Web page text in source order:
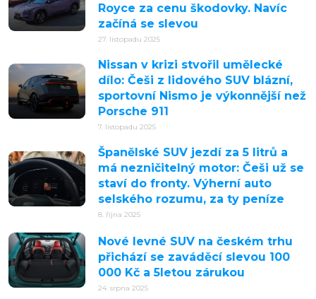
Royce za cenu škodovky. Navíc
začíná se slevou
27. listopadu 2025
Nissan v krizi stvořil umělecké
dílo: Češi z lidového SUV blázní,
sportovní Nismo je výkonnější než
Porsche 911
7. listopadu 2025
Španělské SUV jezdí za 5 litrů a
má nezničitelný motor: Češi už se
staví do fronty. Výherní auto
selského rozumu, za ty peníze
8. října 2025
Nové levné SUV na českém trhu
přichází se zaváděcí slevou 100
000 Kč a 5letou zárukou
24. srpna 2025